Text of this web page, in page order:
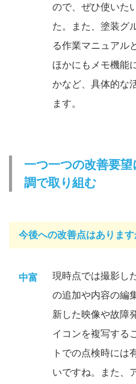
ので、ぜひ使いた
た。また、塗装グ
る作業マニュアル
ほかにもメモ機能
かなど、具体的な
ます。
一つ一つの改善要
調で取り組む
今後への改善点はあります
中富
現時点では撮影し
の追加や内容の編
新した映像や故障
イコンを複写する
トでの点検時には
いですね。また、